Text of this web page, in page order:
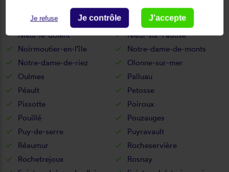
Moutiers-sur-le-lay
Mouzeuil-saint-martin
Nalliers
Nesmy
Nieul-le-dolent
Nieul-sur-l'autise
Noirmoutier-en-l'île
Notre-dame-de-monts
Notre-dame-de-riez
Olonne-sur-mer
Oulmes
Palluau
Péault
Petosse
Pissotte
Poiroux
Pouillé
Pouzauges
Puy-de-serre
Puyravault
Réaumur
Rocheservière
Rochetrejoux
Rosnay
Je refuse Je contrôle J'accepte